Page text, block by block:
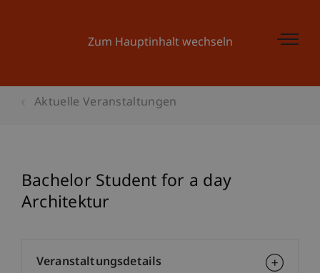
Zum Hauptinhalt wechseln
Aktuelle Veranstaltungen
Bachelor Student for a day
Architektur
Veranstaltungsdetails